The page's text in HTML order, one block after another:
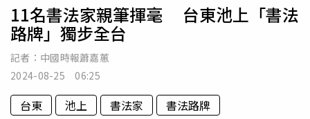
11名書法家親筆揮毫 台東池上「書法
路牌」獨步全台
記者： 中國時報蕭嘉蕙
2024-08-25 06:25
台東 池上 書法家 書法路牌